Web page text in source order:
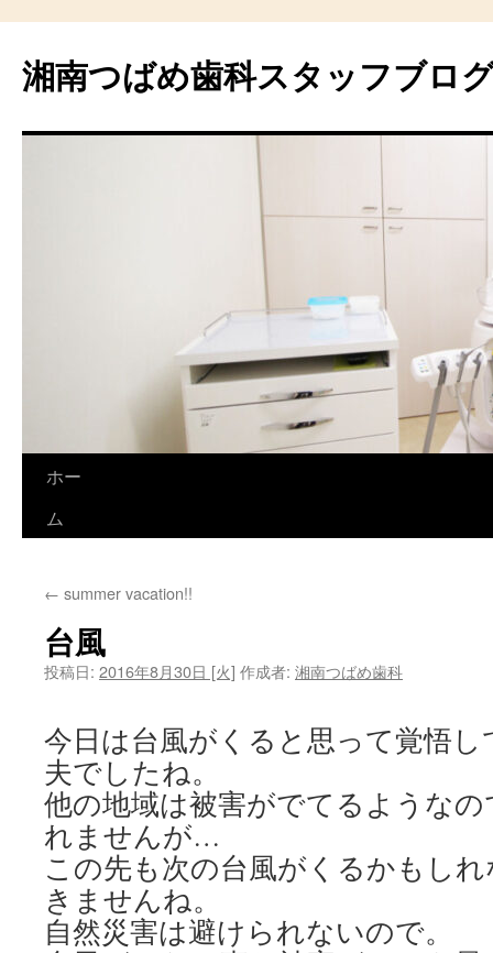
湘南つばめ歯科スタッフブロ
ン
ツ
へ
キ
ッ
プ
ホー
ム
← summer vacation!!
台風
投稿日: 2016年8月30日 [火] 作成者: 湘南つばめ歯科
今日は台風がくると思って覚悟
夫でしたね。
他の地域は被害がでてるような
れませんが…
この先も次の台風がくるかもし
きませんね。
自然災害は避けられないので。